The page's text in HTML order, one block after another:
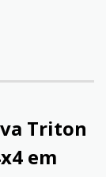
Triton
em